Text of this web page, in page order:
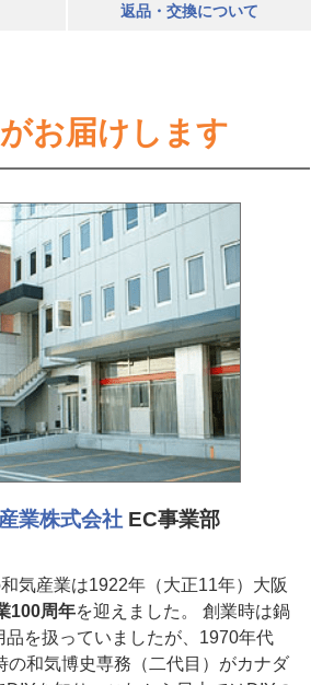
返品・交換について
お届けします
業株式会社 EC事業部
気産業は1922年（大正11年）大阪
100周年を迎えました。 創業時は鍋
を扱っていましたが、1970年代
の和気博史専務（二代目）がカナダ